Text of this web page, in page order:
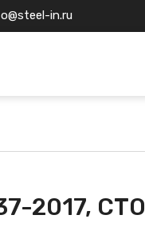
in.ru
2017, СТО